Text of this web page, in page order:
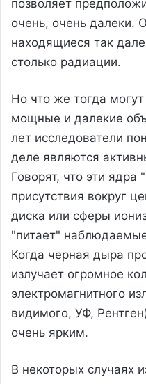
позволяет
очень, очень далеки.
находящиеся так
столько радиации.
Но что же тогда
мощные и далекие
лет исследователи
деле являются
Говорят, что эти ядра
присутствия вокруг
диска или сферы
"питает"
Когда черная дыра
излучает огромное
электромагнитного
видимого, УФ,
очень ярким.
В некоторых случаях